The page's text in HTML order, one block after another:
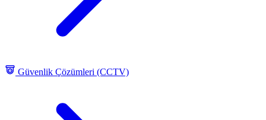
Güvenlik Çözümleri (CCTV)